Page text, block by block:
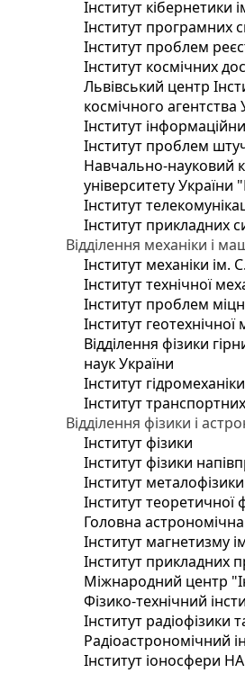
Інститут
Інститут програмних
Інститут проблем
Інститут космічних
Львівський центр
космічного агентства
Інститут
Інститут проблем
Навчально-науковий
університету України
Інститут
Інститут прикладних
Відділення механіки і
Інститут механіки
Інститут технічної
Інститут проблем
Інститут
Відділення фізики
наук України
Інститут
Інститут
Відділення фізики і
Інститут фізики
Інститут фізики
Інститут
Інститут
Головна
Інститут магнетизму
Інститут прикладних
Міжнародний центр
Фізико-технічний
Інститут радіофізики
Радіоастрономічний
Інститут іоносфери